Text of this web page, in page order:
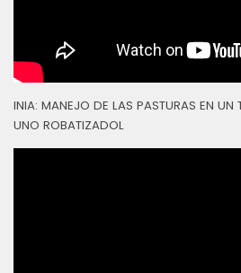
INIA: MANEJO DE LAS PASTURAS EN
UNO ROBATIZADOL